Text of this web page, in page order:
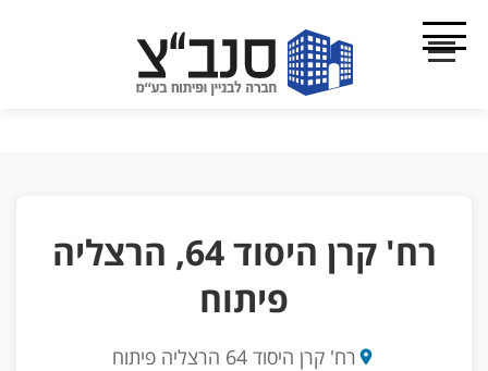
רח' קרן היסוד 64, הרצליה
פיתוח
רח' קרן היסוד 64 הרצליה פיתוח